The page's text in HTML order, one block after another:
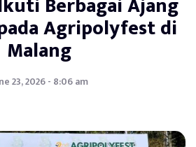
Agripolyfest di
Malang
23, 2026 - 8:06 am